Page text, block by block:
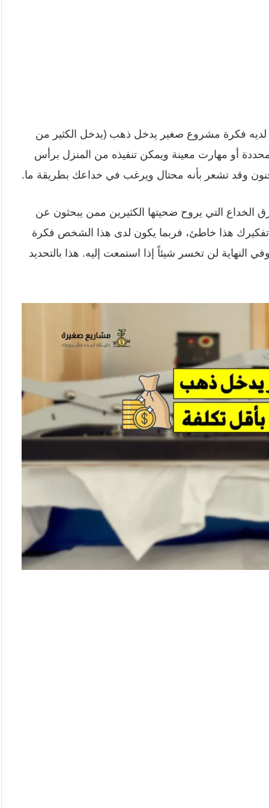
لديه فكرة مشروع صغير يدخل ذهب (يدخل الكثير من
أو مهارت معينة ويمكن تنفيذه من المنزل برأس
وقد تشعر بأنه محتال ويرغب في خداعك بطريقة ما.
التي يروح ضحيتها الكثيرين ممن يبحثون عن
تفكيرك هذا خاطئ، فربما يكون لدى هذا الشخص فكرة
لن تخسر شيئاً إذا استمعت إليه. هذا بالتحديد